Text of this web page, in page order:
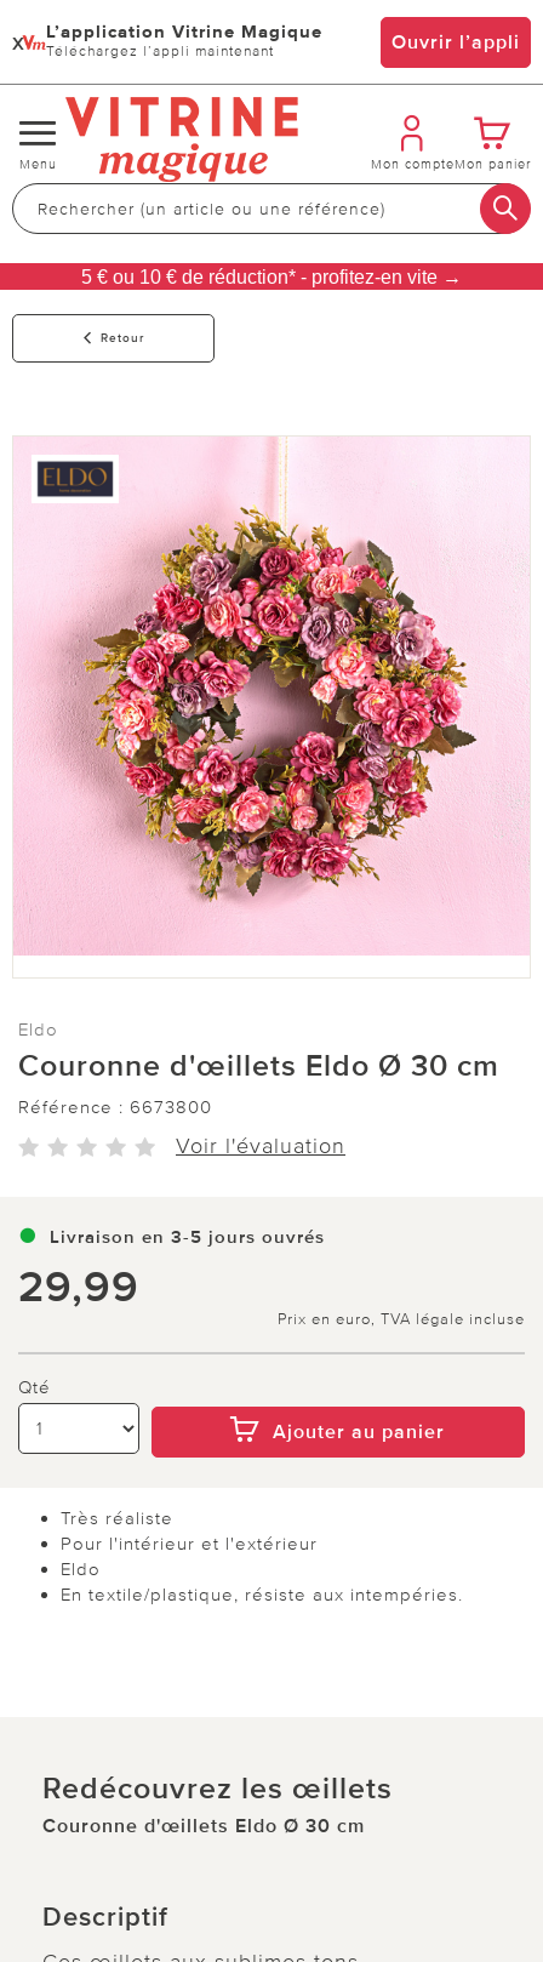
x L’application Vitrine Magique
Téléchargez l’appli maintenant Ouvrir l’appli
Changer
de
navigation
Menu Mon compteMon panier
5 € ou 10 € de réduction* - profitez-en vite →
Retour
Eldo
Couronne d'œillets Eldo Ø 30 cm
Référence : 6673800
Voir l'évaluation
Livraison en 3-5 jours ouvrés
29,99
Prix en euro, TVA légale incluse
Qté
Ajouter au panier
Très réaliste
Pour l'intérieur et l'extérieur
Eldo
En textile/plastique, résiste aux intempéries.
Redécouvrez les œillets
Couronne d'œillets Eldo Ø 30 cm
Descriptif